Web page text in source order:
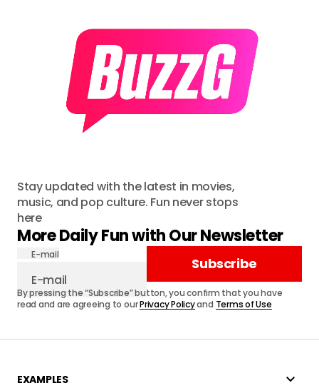
Stay updated with the latest in movies,
music, and pop culture. Fun never stops
here
More Daily Fun with Our Newsletter
E-mail
Subscribe
By pressing the “Subscribe” button, you confirm that you have
read and are agreeing to ourPrivacy Policyand Terms of Use
EXAMPLES